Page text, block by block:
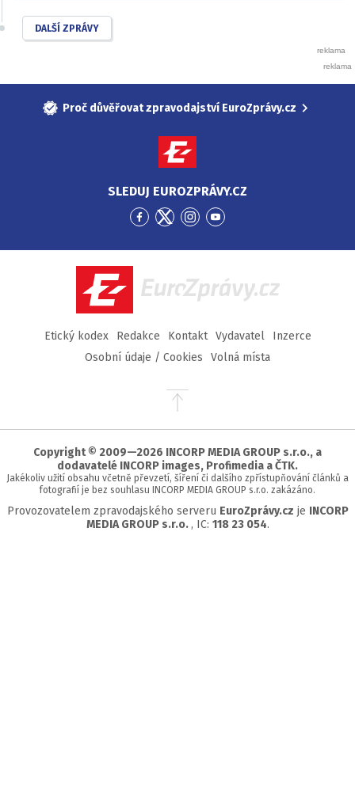
DALŠÍ ZPRÁVY
Proč důvěřovat zpravodajství EuroZprávy.cz
SLEDUJ EUROZPRÁVY.CZ
Přejít
Facebook
Přejít
Twitter
Přejít
Instagram
Přejít
YouTube
EuroZprávy.cz
Etický kodex Redakce Kontakt Vydavatel
Inzerce
Osobní údaje / Cookies
Volná místa
Přejít
stránky
Copyright © 2009—2026 INCORP MEDIA GROUP s.r.o., a
dodavatelé INCORP images, Profimedia a ČTK.
Jakékoliv užití obsahu včetně převzetí, šíření či dalšího zpřístupňování článků a
fotografií je bez souhlasu INCORP MEDIA GROUP s.r.o. zakázáno.
Provozovatelem zpravodajského serveru EuroZprávy.cz je INCORP
MEDIA GROUP s.r.o. , IC: 118 23 054.